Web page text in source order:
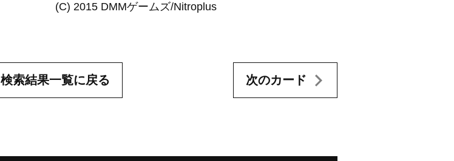
(C) 2015 DMMゲームズ/Nitroplus
検索結果一覧に戻る 次のカード